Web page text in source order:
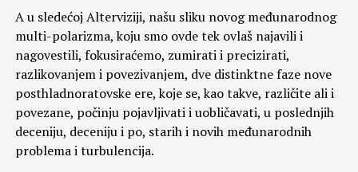
A u sledećoj Alterviziji, našu sliku novog međunarodnog
multi-polarizma, koju smo ovde tek ovlaš najavili i
nagovestili, fokusiraćemo, zumirati i precizirati,
razlikovanjem i povezivanjem, dve distinktne faze nove
posthladnoratovske ere, koje se, kao takve, različite ali i
povezane, počinju pojavljivati i uobličavati, u poslednjih
deceniju, deceniju i po, starih i novih međunarodnih
problema i turbulencija.